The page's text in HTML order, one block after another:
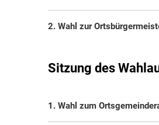
2. Wahl zur
Sitzung des
1. Wahl zum